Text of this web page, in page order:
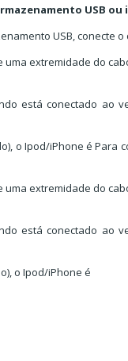
USB ou
USB, conecte o
uma extremidade do
está conectado ao
o Ipod/iPhone é
uma extremidade do
está conectado ao
o Ipod/iPhone é